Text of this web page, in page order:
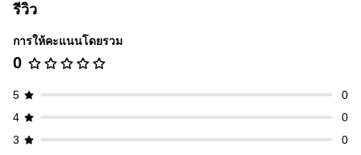
รีวิว
การให้คะแนนโดยรวม
0
5
0
4
0
3
0